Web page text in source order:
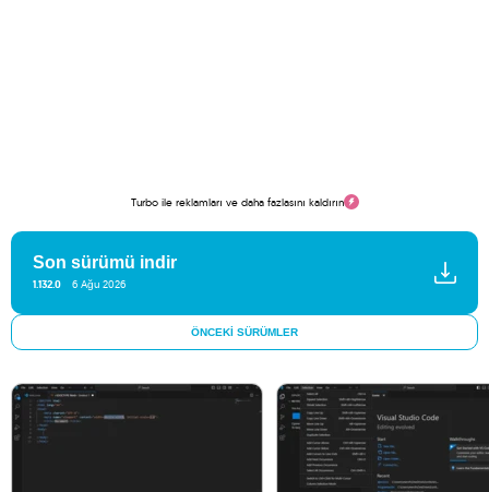
Turbo ile reklamları ve daha fazlasını kaldırın
Son sürümü indir
1.132.0 6 Ağu 2026
ÖNCEKI SÜRÜMLER